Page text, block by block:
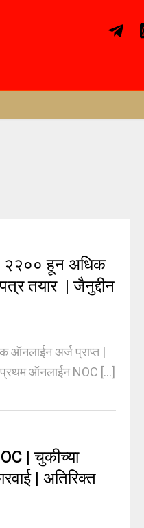
२२०० हून अधिक
तयार | जैनुद्दीन
ऑनलाईन अर्ज प्राप्त |
ऑनलाईन NOC [...]
| चुकीच्या
| अतिरिक्त